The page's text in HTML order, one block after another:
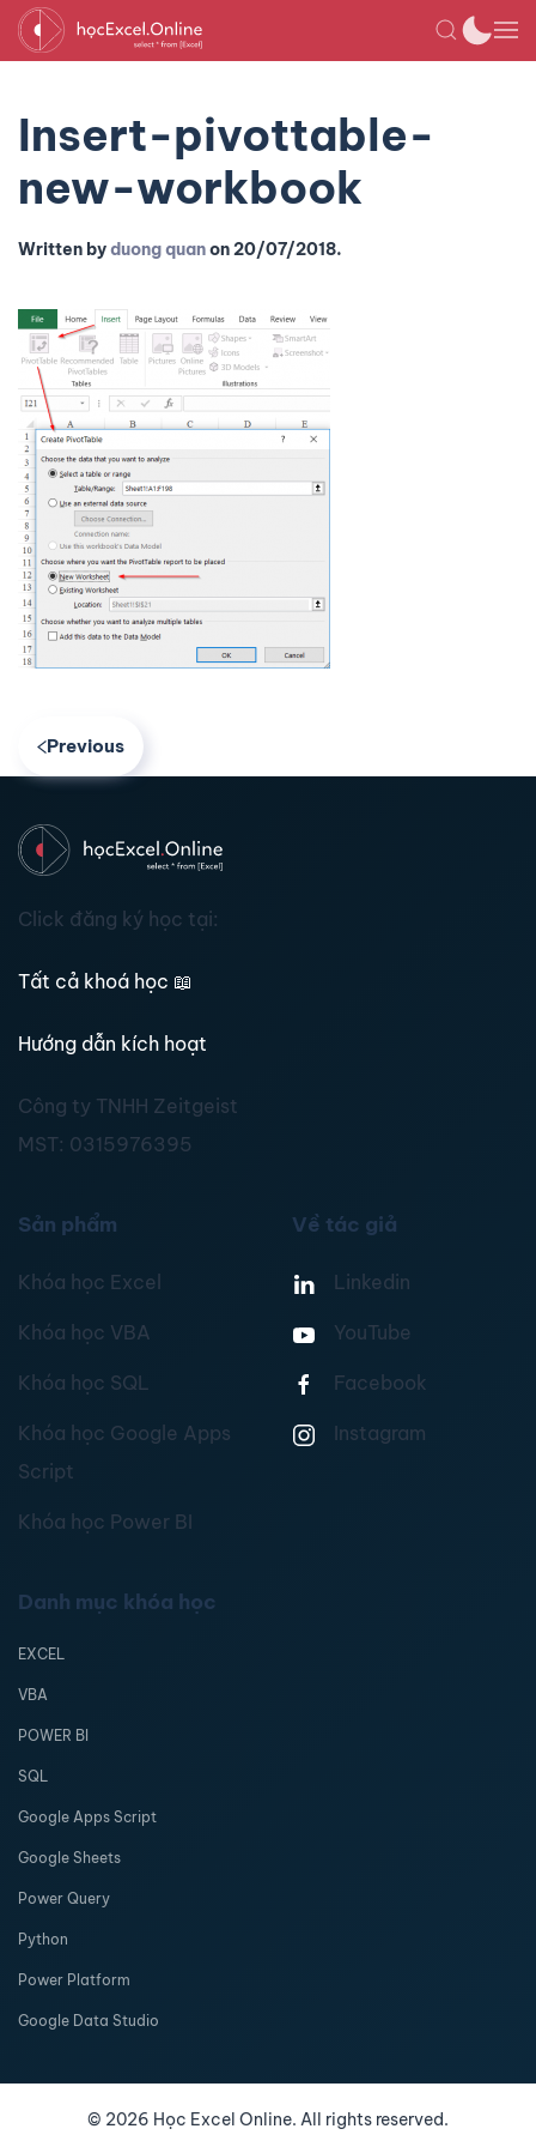
Insert-pivottable-
new-workbook
Written byduong quanon20/07/2018.
Previous
Click đăng ký học tại:
Tất cả khoá học 📖
Hướng dẫn kích hoạt
Công ty TNHH Zeitgeist
MST: 0315976395
Sản phẩm
Khóa học Excel
Khóa học VBA
Khóa học SQL
Khóa học Google Apps
Script
Khóa học Power BI
Về tác giả
Linkedin
YouTube
Facebook
Instagram
Danh mục khóa học
EXCEL
VBA
POWER BI
SQL
Google Apps Script
Google Sheets
Power Query
Python
Power Platform
Google Data Studio
© 2026 Học Excel Online. All rights reserved.